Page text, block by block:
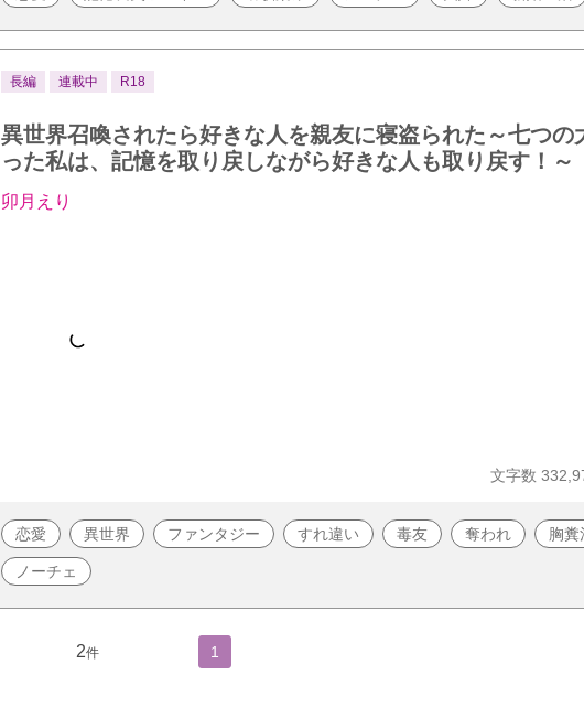
長編 連載中 R18
異世界召喚されたら好きな人を親友に寝盗られた～七つ
った私は、記憶を取り戻しながら好きな人も取り戻す！～
卯月えり
文字数
恋愛 異世界 ファンタジー すれ違い 毒友 奪われ 胸糞
ノーチェ
2件 1